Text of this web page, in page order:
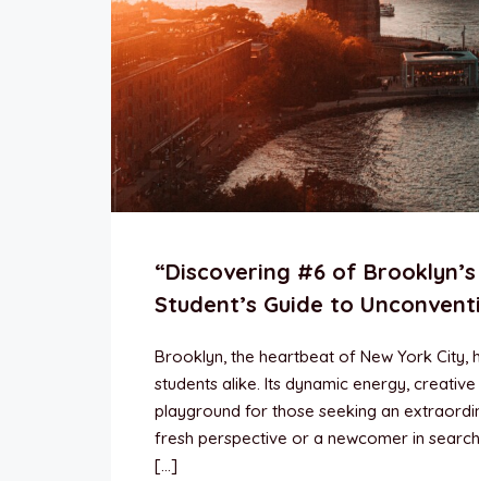
“Discovering #6 of
Student’s Guide to
Brooklyn, the heartbeat of New York City,
students alike. Its dynamic energy,
playground for those seeking an
fresh perspective or a newcomer in
[…]